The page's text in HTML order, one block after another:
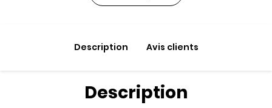
Description Avis clients
Description